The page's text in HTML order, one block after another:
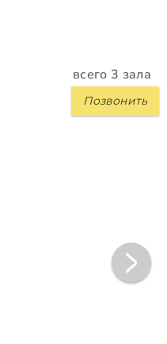
всего 3 зала
Позвонить